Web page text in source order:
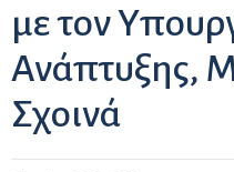
με τον
Ανάπτυξης,
Σχοινά